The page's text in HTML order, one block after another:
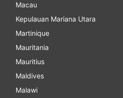
Macau
Kepulauan Mariana Utara
Martinique
Mauritania
Mauritius
Maldives
Malawi